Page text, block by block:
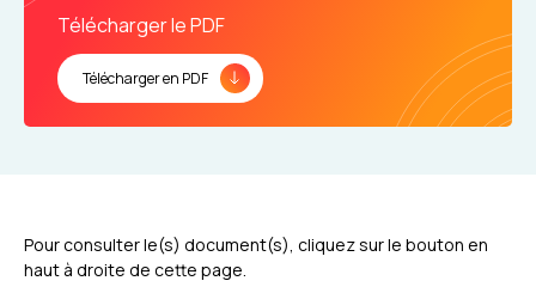
Télécharger le PDF
Télécharger en PDF
Pour consulter le(s) document(s), cliquez sur le bouton en
haut à droite de cette page.